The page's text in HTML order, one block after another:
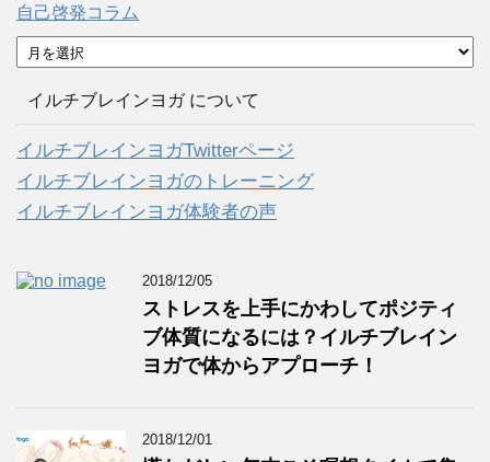
自己啓発コラム
ア
ー
イルチブレインヨガ について
イルチブレインヨガTwitterページ
イルチブレインヨガのトレーニング
イルチブレインヨガ体験者の声
2018/12/05
ストレスを上手にかわしてポジティ
ブ体質になるには？イルチブレイン
ヨガで体からアプローチ！
2018/12/01